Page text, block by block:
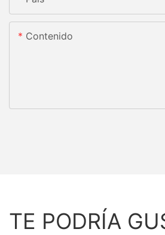
Contenido
TE PODRÍA